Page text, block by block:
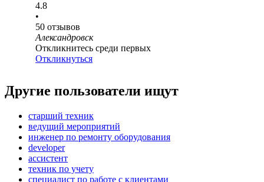
4.8
•
50 отзывов
Александровск
Откликнитесь среди первых
Откликнуться
Другие пользователи ищут
старший техник
ведущий мероприятий
инженер по ремонту оборудования
developer
ассистент
техник по учету
специалист по работе с клиентами